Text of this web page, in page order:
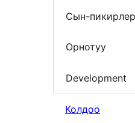
Сын-пикирлер
Орнотуу
Development
Колдоо